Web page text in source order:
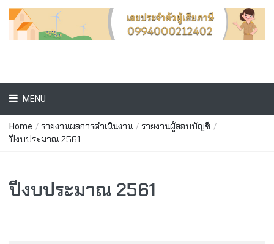
MENU
Home / รายงานผลการดำเนินงาน / รายงานผู้สอบบัญชี /
ปีงบประมาณ 2561
ปีงบประมาณ 2561